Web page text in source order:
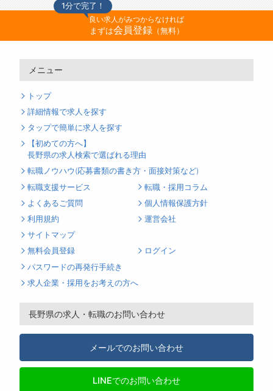
1分で完了！
良い求人がみつからなければ
まずは会員登録（無料）
メニュー
トップ
詳細情報で求人を探す
タップで簡単に求人を探す
【初めての方へ】
長野県の求人検索で選ばれる理由
転職ノウハウ(応募書類の書き方・面接対策など)
転職支援サービス
転職・採用コラム
よくあるご質問
個人情報保護方針
利用規約
運営会社
サイトマップ
無料会員登録
ログイン
パスワードの再発行手続き
求人企業・採用をお考えの方へ
長野県の求人・転職のお問い合わせ
メールでのお問い合わせ
LINEでのお問い合わせ